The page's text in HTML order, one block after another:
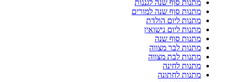
מתנות סוף שנה לגננות
מתנות סוף שנה למורים
מתנות ליום הולדת
מתנות ליום נישואין
מתנות סוף שנה
מתנות לבר מצווה
מתנות לבת מצווה
מתנות לחינה
מתנות לחתונה